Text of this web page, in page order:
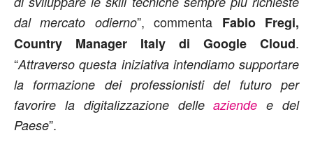
dal mercato odierno”, commenta Fabio Fregi,
Country Manager Italy di Google Cloud.
“Attraverso questa iniziativa intendiamo supportare
la formazione dei professionisti del futuro per
favorire la digitalizzazione delleaziende e del
Paese”.